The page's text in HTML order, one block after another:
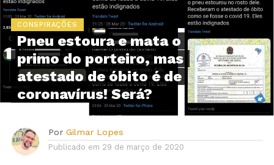
CONSPIRAÇÕES
Pneu estoura e mata o
primo do porteiro, mas
atestado de óbito é de
coronavírus! Será?
Por Gilmar Lopes
Publicado em 29 de março de 2020